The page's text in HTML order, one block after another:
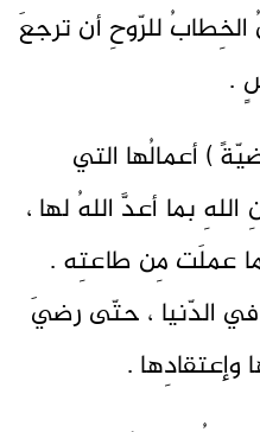
للرّوحِ أن ترجعَ
.
) أعمالُها التي
بما أعدَّ اللهُ لها ،
عملَت مِن طاعتِه .
في الدّنيا ، حتّى رضيَ
وإعتقادِها .